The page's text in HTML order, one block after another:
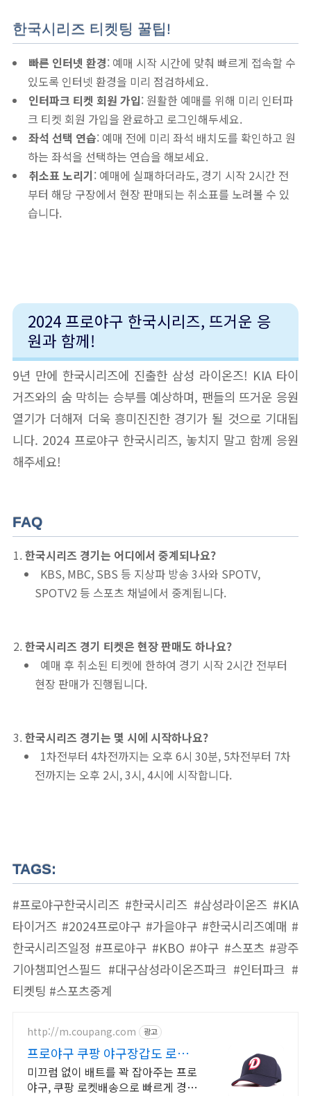
한국시리즈 티켓팅 꿀팁!
빠른 인터넷 환경: 예매 시작 시간에 맞춰 빠르게 접속할 수
있도록 인터넷 환경을 미리 점검하세요.
인터파크 티켓 회원 가입: 원활한 예매를 위해 미리 인터파
크 티켓 회원 가입을 완료하고 로그인해두세요.
좌석 선택 연습: 예매 전에 미리 좌석 배치도를 확인하고 원
하는 좌석을 선택하는 연습을 해보세요.
취소표 노리기: 예매에 실패하더라도, 경기 시작 2시간 전
부터 해당 구장에서 현장 판매되는 취소표를 노려볼 수 있
습니다.
2024 프로야구 한국시리즈, 뜨거운 응
원과 함께!
9년 만에 한국시리즈에 진출한 삼성 라이온즈! KIA 타이
거즈와의 숨 막히는 승부를 예상하며, 팬들의 뜨거운 응원
열기가 더해져 더욱 흥미진진한 경기가 될 것으로 기대됩
니다. 2024 프로야구 한국시리즈, 놓치지 말고 함께 응원
해주세요!
FAQ
한국시리즈 경기는 어디에서 중계되나요?
KBS, MBC, SBS 등 지상파 방송 3사와 SPOTV,
SPOTV2 등 스포츠 채널에서 중계됩니다.
한국시리즈 경기 티켓은 현장 판매도 하나요?
예매 후 취소된 티켓에 한하여 경기 시작 2시간 전부터
현장 판매가 진행됩니다.
한국시리즈 경기는 몇 시에 시작하나요?
1차전부터 4차전까지는 오후 6시 30분, 5차전부터 7차
전까지는 오후 2시, 3시, 4시에 시작합니다.
TAGS:
#프로야구한국시리즈 #한국시리즈 #삼성라이온즈 #KIA
타이거즈 #2024프로야구 #가을야구 #한국시리즈예매 #
한국시리즈일정 #프로야구 #KBO #야구 #스포츠 #광주
기아챔피언스필드 #대구삼성라이온즈파크 #인터파크 #
티켓팅 #스포츠중계
http://m.coupang.com 광고
프로야구 쿠팡 야구장갑도 로켓배
송으로
미끄럼 없이 배트를 꽉 잡아주는 프로
야구, 쿠팡 로켓배송으로 빠르게 경험